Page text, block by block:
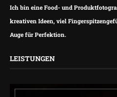
Ich bin eine Food- und
kreativen Ideen, viel
Auge für Perfektion.
LEISTUNGEN